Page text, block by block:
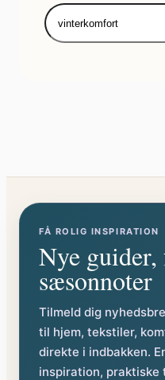
Søg
igen
FÅ ROLIG INSPIRATION
Nye
sæsonnoter
Tilmeld dig
til hjem, tekstiler,
direkte i indbakken.
inspiration, praktiske